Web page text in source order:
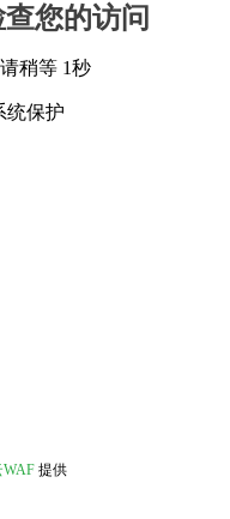
您的访问
稍等 1秒
统保护
WAF 提供